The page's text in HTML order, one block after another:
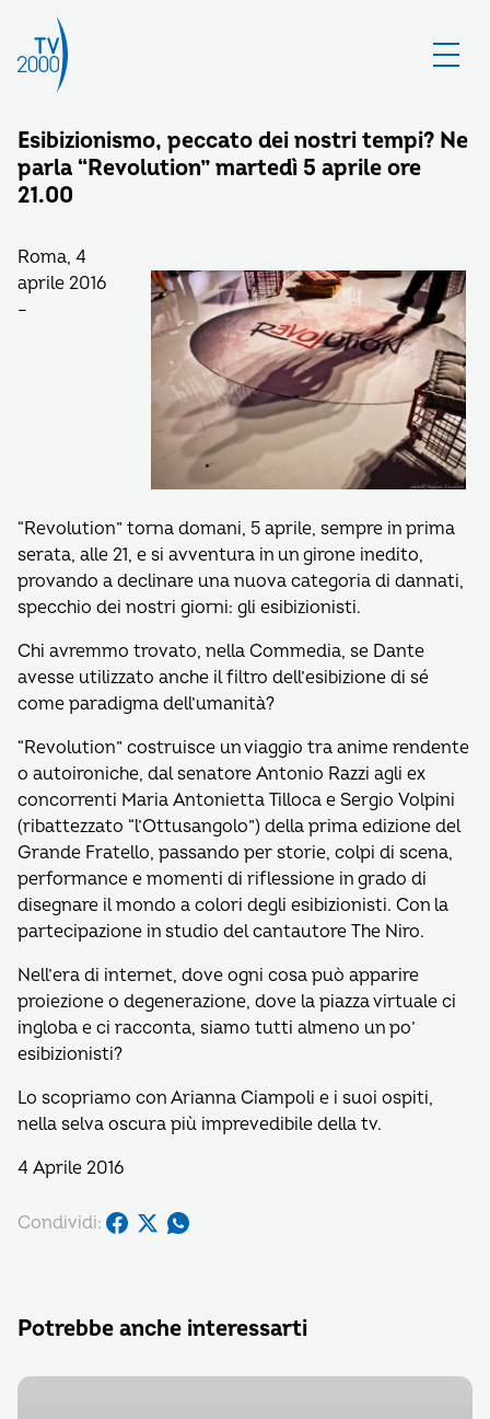
Esibizionismo, peccato dei nostri tempi? Ne
parla “Revolution” martedì 5 aprile ore
21.00
Roma, 4
aprile 2016
–
“Revolution” torna domani, 5 aprile, sempre in prima
serata, alle 21, e si avventura in un girone inedito,
provando a declinare una nuova categoria di dannati,
specchio dei nostri giorni: gli esibizionisti.
Chi avremmo trovato, nella Commedia, se Dante
avesse utilizzato anche il filtro dell’esibizione di sé
come paradigma dell’umanità?
“Revolution” costruisce un viaggio tra anime rendente
o autoironiche, dal senatore Antonio Razzi agli ex
concorrenti Maria Antonietta Tilloca e Sergio Volpini
(ribattezzato “l’Ottusangolo”) della prima edizione del
Grande Fratello, passando per storie, colpi di scena,
performance e momenti di riflessione in grado di
disegnare il mondo a colori degli esibizionisti. Con la
partecipazione in studio del cantautore The Niro.
Nell’era di internet, dove ogni cosa può apparire
proiezione o degenerazione, dove la piazza virtuale ci
ingloba e ci racconta, siamo tutti almeno un po’
esibizionisti?
Lo scopriamo con Arianna Ciampoli e i suoi ospiti,
nella selva oscura più imprevedibile della tv.
4 Aprile 2016
Condividi:
Potrebbe anche interessarti